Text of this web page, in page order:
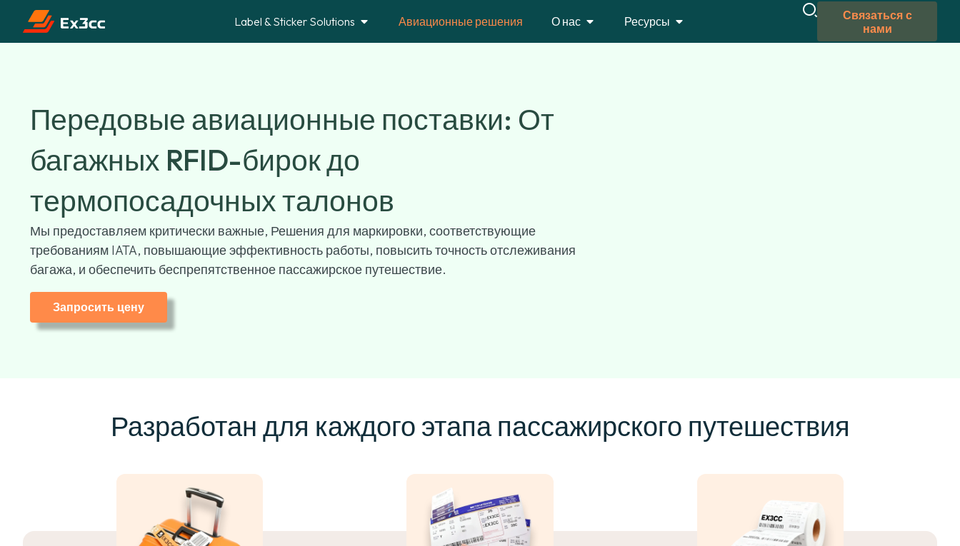
Label & Sticker Solutions Авиационные решения О нас Ресурсы
Связаться с
нами
Передовые авиационные поставки: От
багажных RFID-бирок до
термопосадочных талонов
Мы предоставляем критически важные, Решения для маркировки, соответствующие
требованиям IATA, повышающие эффективность работы, повысить точность отслеживания
багажа, и обеспечить беспрепятственное пассажирское путешествие.
Запросить цену
Разработан для каждого этапа пассажирского путешествия